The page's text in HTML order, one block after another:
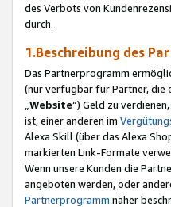
des Verbots von
durch.
1.Beschreibung des
Das Partnerprogramm
(nur verfügbar für Partner, die
Website“) Geld zu
ist, einer anderen im
Alexa Skill (über das Alexa
markierten Link-Formate
Wenn unsere Kunden die
angeboten werden, oder
Partnerprogramm näher